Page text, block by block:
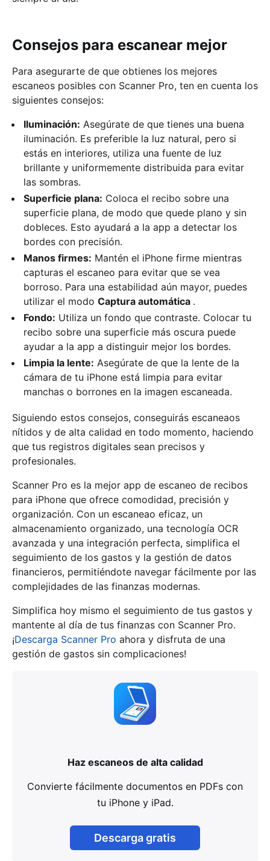
Consejos para escanear mejor
Para asegurarte de que obtienes los mejores
escaneos posibles con Scanner Pro, ten en cuenta los
siguientes consejos:
Iluminación: Asegúrate de que tienes una buena
iluminación. Es preferible la luz natural, pero si
estás en interiores, utiliza una fuente de luz
brillante y uniformemente distribuida para evitar
las sombras.
Superficie plana: Coloca el recibo sobre una
superficie plana, de modo que quede plano y sin
dobleces. Esto ayudará a la app a detectar los
bordes con precisión.
Manos firmes: Mantén el iPhone firme mientras
capturas el escaneo para evitar que se vea
borroso. Para una estabilidad aún mayor, puedes
utilizar el modo Captura automática .
Fondo: Utiliza un fondo que contraste. Colocar tu
recibo sobre una superficie más oscura puede
ayudar a la app a distinguir mejor los bordes.
Limpia la lente: Asegúrate de que la lente de la
cámara de tu iPhone está limpia para evitar
manchas o borrones en la imagen escaneada.
Siguiendo estos consejos, conseguirás escaneaos
nítidos y de alta calidad en todo momento, haciendo
que tus registros digitales sean precisos y
profesionales.
Scanner Pro es la mejor app de escaneo de recibos
para iPhone que ofrece comodidad, precisión y
organización. Con un escaneao eficaz, un
almacenamiento organizado, una tecnología OCR
avanzada y una integración perfecta, simplifica el
seguimiento de los gastos y la gestión de datos
financieros, permitiéndote navegar fácilmente por las
complejidades de las finanzas modernas.
Simplifica hoy mismo el seguimiento de tus gastos y
mantente al día de tus finanzas con Scanner Pro.
¡Descarga Scanner Pro ahora y disfruta de una
gestión de gastos sin complicaciones!
Haz escaneos de alta calidad
Convierte fácilmente documentos en PDFs con
tu iPhone y iPad.
Descarga gratis